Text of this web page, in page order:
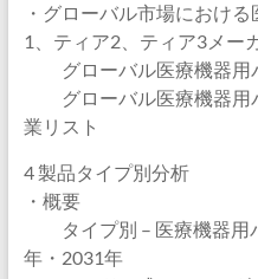
・グローバル市場におけ
1、ティア2、ティア3メー
グローバル医療機器用
グローバル医療機器用
業リスト
4 製品タイプ別分析
・概要
タイプ別 – 医療機器用
年・2031年